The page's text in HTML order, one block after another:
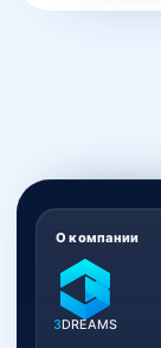
О компании
3DREAMS